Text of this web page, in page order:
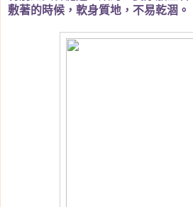
敷著的時候，軟身質地，不易乾涸。